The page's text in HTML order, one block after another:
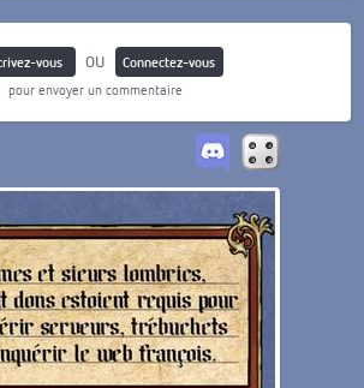
vous ou
Connectez-vous
pour envoyer un commentaire